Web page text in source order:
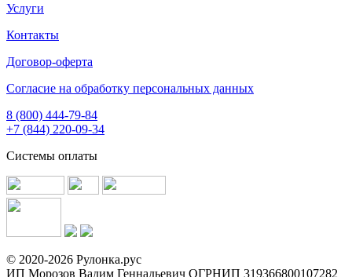
Услуги
Контакты
Договор-оферта
Согласие на обработку персональных данных
8 (800) 444-79-84
+7 (844) 220-09-34
Системы оплаты
© 2020-2026 Рулонка.рус
ИП Морозов Вадим Геннадьевич ОГРНИП 319366800107282